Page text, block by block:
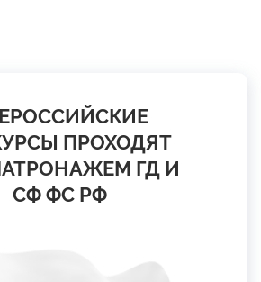
ПРОХОДЯТ
ГД И
СФ ФС РФ